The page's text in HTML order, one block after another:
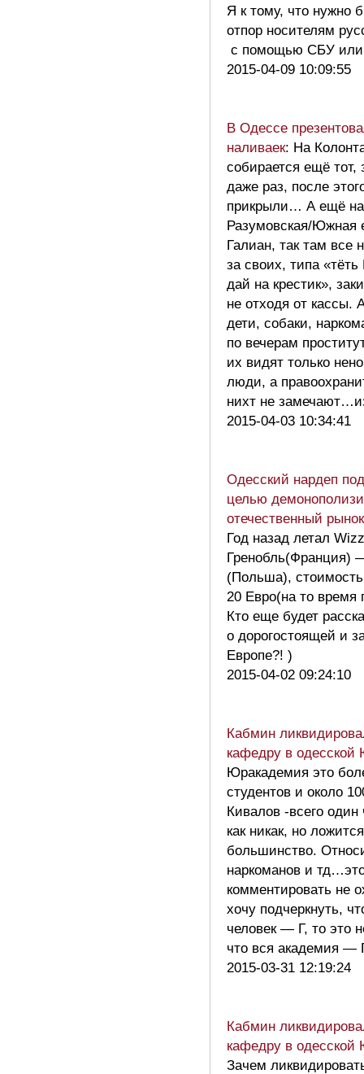
Я к тому, что нужно
отпор носителям
с помощью СБУ
2015-04-09 10:09:55
В Одессе
наливаек: На
собирается ещё
даже раз, после
прикрыли… А ещё на
Разумовская/Южная
Галиан, так там все
за своих, типа «тёть
дай на крестик»,
не отходя от кассы.
дети, собаки,
по вечерам
их видят только
люди, а
нихт не
2015-04-03 10:34:41
Одесский нардеп
целью
отечественный
Год назад летал
Гренобль(Франция)
(Польша),
20 Евро(на то время
Кто еще будет
о дорогостоящей и
Европе?! )
2015-04-02 09:24:10
Кабмин
кафедру в
Юракадемия это
студентов и около
Кивалов -всего один
как никак, но
большинство.
наркоманов и
комментировать не
хочу подчеркнуть,
человек — Г, то это
что вся академия
2015-03-31 12:19:24
Кабмин
кафедру в
Зачем